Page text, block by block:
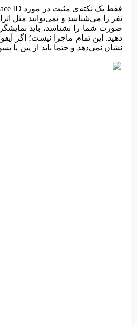
نفر را می‌شناسد و نمی‌توانید مثل
صورت شما را نشناسد، باید
نشان نمی‌دهد و حتما باید از پین یا